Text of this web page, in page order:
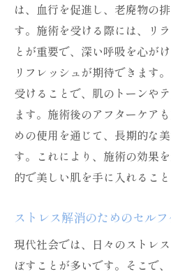
は、血行を促進し、老廃物の
す。施術を受ける際には、リ
とが重要で、深い呼吸を心が
リフレッシュが期待できます
受けることで、肌のトーンや
ます。施術後のアフターケア
めの使用を通じて、長期的な
す。これにより、施術の効果
的で美しい肌を手に入れること
ストレス解消のためのセルフ
現代社会では、日々のストレ
ぼすことが多いです。そこで